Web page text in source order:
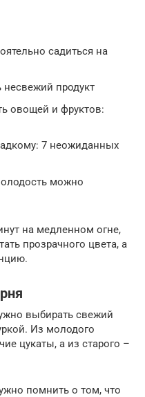
садиться на
несвежий продукт
овощей и фруктов:
7 неожиданных
можно
на медленном огне,
прозрачного цвета, а
выбирать свежий
Из молодого
цукаты, а из старого –
помнить о том, что